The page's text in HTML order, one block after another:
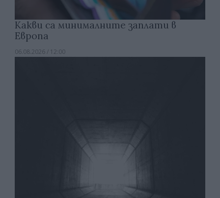
Какви са минималните заплати в
Европа
06.08.2026 / 12:00